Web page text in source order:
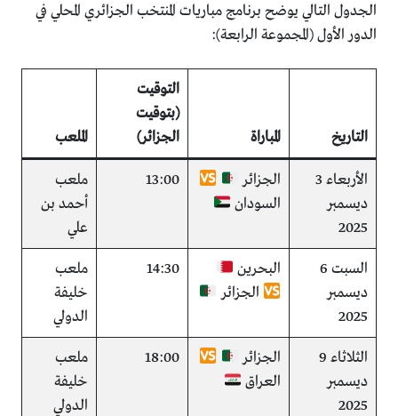
الجدول التالي يوضح برنامج مباريات المنتخب الجزائري المحلي في
الدور الأول (المجموعة الرابعة):
التاريخ المباراة
التوقيت
(بتوقيت
الجزائر)
الملعب
الأربعاء 3
ديسمبر
2025
الجزائر
السودان
13:00
ملعب
أحمد بن
علي
السبت 6
ديسمبر
2025
البحرين
الجزائر
14:30
ملعب
خليفة
الدولي
الثلاثاء 9
ديسمبر
2025
الجزائر
العراق
18:00
ملعب
خليفة
الدولي